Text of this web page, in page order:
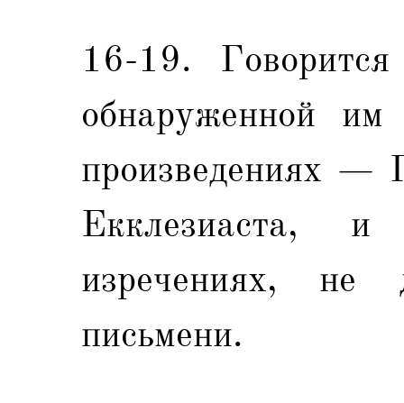
16-19.
обнаруженной
произведениях —
Екклезиаста,
изречениях,
письмени.